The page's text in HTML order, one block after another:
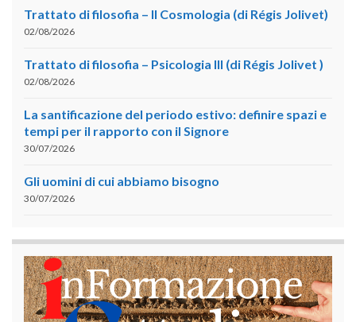
Trattato di filosofia – II Cosmologia (di Régis Jolivet)
02/08/2026
Trattato di filosofia – Psicologia III (di Régis Jolivet )
02/08/2026
La santificazione del periodo estivo: definire spazi e
tempi per il rapporto con il Signore
30/07/2026
Gli uomini di cui abbiamo bisogno
30/07/2026